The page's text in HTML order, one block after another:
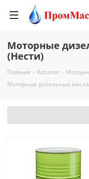
Моторные
(Нести)
Главная - Каталог -
Моторные дизельные масла